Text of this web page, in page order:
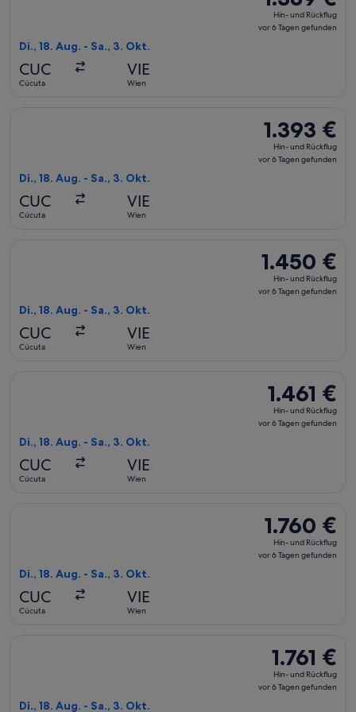
Hin-
und
Hin- und Rückflug
vor 6 Tagen gefunden
Di., 18. Aug. - Sa., 3. Okt.
CUC
Cúcuta
VIE
Wien
1.393 €
Hin-
und
1.393 €
Hin- und Rückflug
vor 6 Tagen gefunden
Di., 18. Aug. - Sa., 3. Okt.
CUC
Cúcuta
VIE
Wien
1.450 €
Hin-
und
1.450 €
Hin- und Rückflug
vor 6 Tagen gefunden
Di., 18. Aug. - Sa., 3. Okt.
CUC
Cúcuta
VIE
Wien
1.461 €
Hin-
und
1.461 €
Hin- und Rückflug
vor 6 Tagen gefunden
Di., 18. Aug. - Sa., 3. Okt.
CUC
Cúcuta
VIE
Wien
1.760 €
Hin-
und
1.760 €
Hin- und Rückflug
vor 6 Tagen gefunden
Di., 18. Aug. - Sa., 3. Okt.
CUC
Cúcuta
VIE
Wien
1.761 €
Hin-
und
1.761 €
Hin- und Rückflug
vor 6 Tagen gefunden
Di., 18. Aug. - Sa., 3. Okt.